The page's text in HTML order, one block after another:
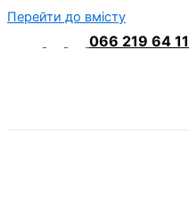
Перейти до вмісту
066 219 64 11